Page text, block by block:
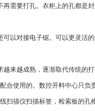
要打孔。衣柜上的孔都是
对接电子锯。可以更灵活
越成熟，逐渐取代传统的打
使用的。数控开料中心只负
扫描仪扫描标签，检索板的